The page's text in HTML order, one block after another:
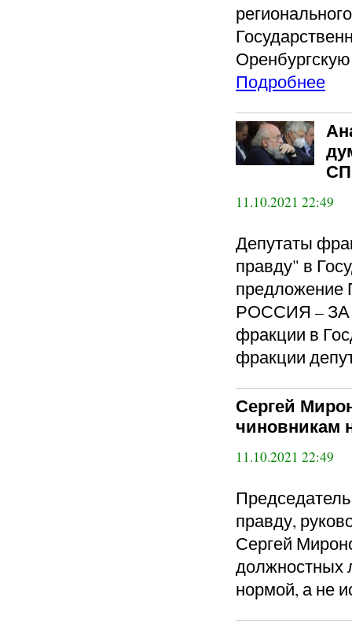
Подробнее
11.10.2021 22:49
Депутаты
правду" в
РОССИЯ – ЗА
фракции в
фракции
Сергей
чиновникам
11.10.2021 22:49
правду,
Сергей
должностных
нормой, а не